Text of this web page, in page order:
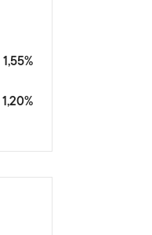
1,55%
1,20%